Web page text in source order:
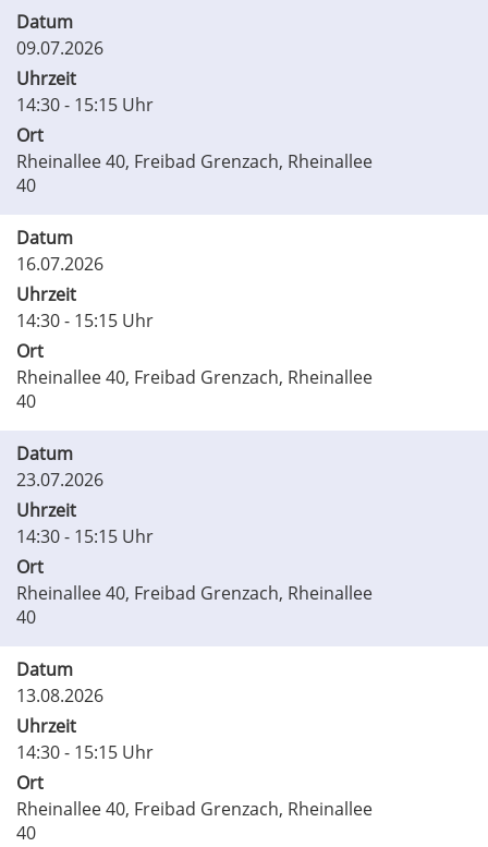
Datum
09.07.2026
Uhrzeit
14:30 - 15:15 Uhr
Ort
Rheinallee 40, Freibad Grenzach, Rheinallee
40
Datum
16.07.2026
Uhrzeit
14:30 - 15:15 Uhr
Ort
Rheinallee 40, Freibad Grenzach, Rheinallee
40
Datum
23.07.2026
Uhrzeit
14:30 - 15:15 Uhr
Ort
Rheinallee 40, Freibad Grenzach, Rheinallee
40
Datum
13.08.2026
Uhrzeit
14:30 - 15:15 Uhr
Ort
Rheinallee 40, Freibad Grenzach, Rheinallee
40